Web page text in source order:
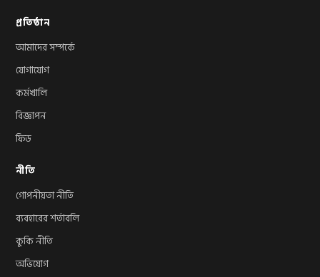
প্রতিষ্ঠান
আমাদের সম্পর্কে
যোগাযোগ
কর্মখালি
বিজ্ঞাপন
ফিড
নীতি
গোপনীয়তা নীতি
ব্যবহারের শর্তাবলি
কুকি নীতি
অভিযোগ